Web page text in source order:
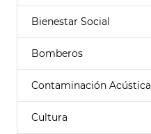
Bienestar Social
Bomberos
Contaminación Acústica
Cultura